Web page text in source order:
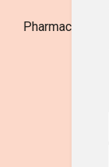
Pharmacie